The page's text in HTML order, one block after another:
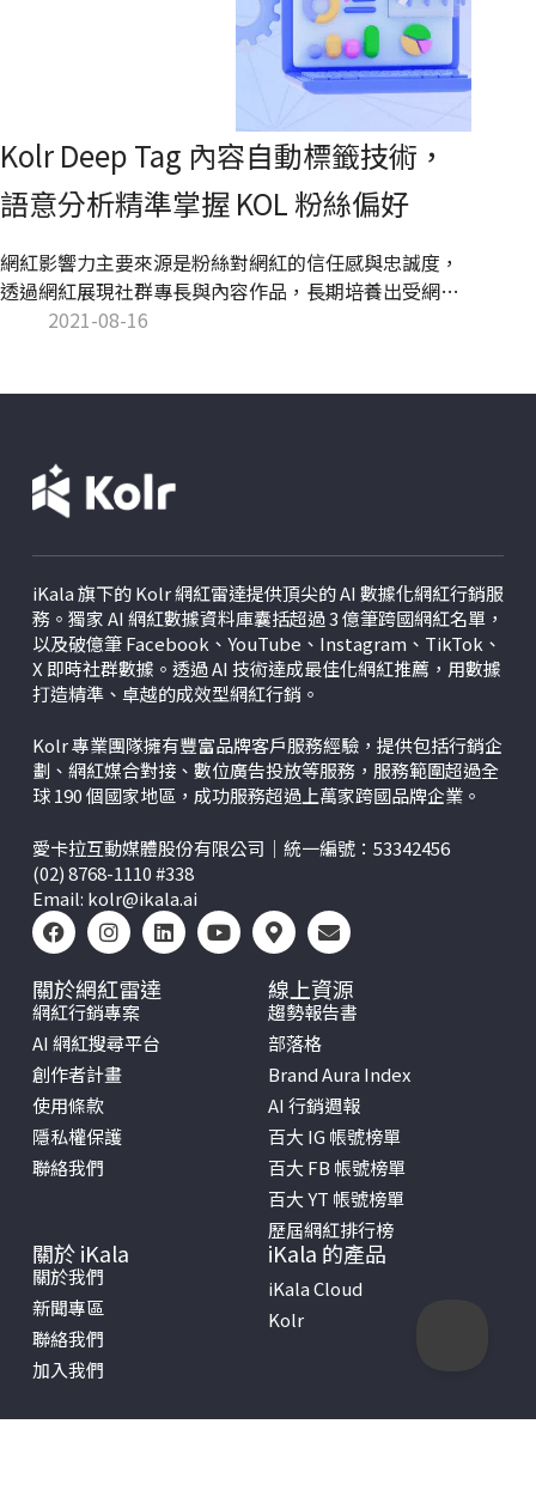
Kolr Deep Tag 內容自動標籤技術，
語意分析精準掌握 KOL 粉絲偏好
網紅影響力主要來源是粉絲對網紅的信任感與忠誠度，
透過網紅展現社群專長與內容作品，長期培養出受網紅
魅力或特定主題有興趣的忠實粉絲。許多品牌為了借助
2021-08-16
iKala 旗下的 Kolr 網紅雷達提供頂尖的 AI 數據化網紅行銷服
務。獨家 AI 網紅數據資料庫囊括超過 3 億筆跨國網紅名單，
以及破億筆 Facebook、YouTube、Instagram、TikTok、
X 即時社群數據。透過 AI 技術達成最佳化網紅推薦，用數據
打造精準、卓越的成效型網紅行銷。
Kolr 專業團隊擁有豐富品牌客戶服務經驗，提供包括行銷企
劃、網紅媒合對接、數位廣告投放等服務，服務範圍超過全
球 190 個國家地區，成功服務超過上萬家跨國品牌企業。
愛卡拉互動媒體股份有限公司｜統一編號：53342456
(02) 8768-1110 #338
Email: kolr@ikala.ai
關於網紅雷達
網紅行銷專案
AI 網紅搜尋平台
創作者計畫
使用條款
隱私權保護
聯絡我們
線上資源
趨勢報告書
部落格
Brand Aura Index
AI 行銷週報
百大 IG 帳號榜單
百大 FB 帳號榜單
百大 YT 帳號榜單
歷屆網紅排行榜
關於 iKala
關於我們
新聞專區
聯絡我們
加入我們
iKala 的產品
iKala Cloud
Kolr